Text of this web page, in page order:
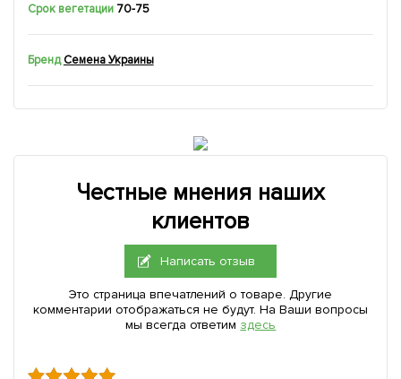
Срок вегетации 70-75
Бренд Семена Украины
Честные мнения наших
клиентов
Написать отзыв
Это страница впечатлений о товаре. Другие
комментарии отображаться не будут. На Ваши вопросы
мы всегда ответим здесь